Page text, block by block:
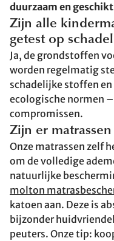
duurzaam en
Zijn alle
getest op
Ja, de grondstoffen
worden regelmatig
schadelijke stoffen
ecologische normen
compromissen.
Zijn er
Onze matrassen zelf
om de volledige
natuurlijke
molton
katoen aan. Deze is
bijzonder
peuters. Onze tip: